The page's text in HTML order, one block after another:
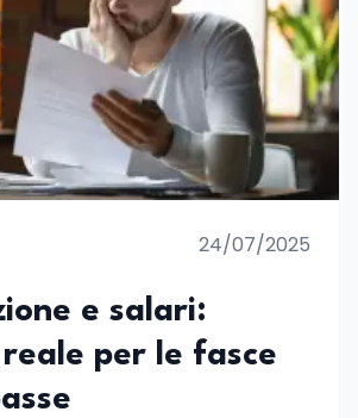
24/07/2025
e salari:
per le fasce